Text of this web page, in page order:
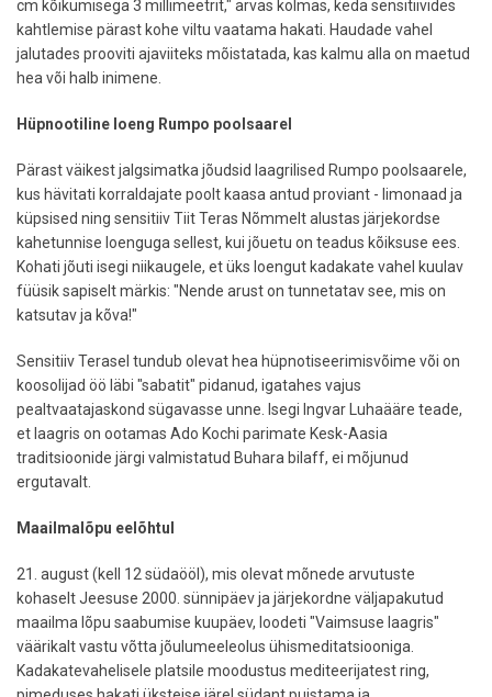
cm kõikumisega 3 millimeetrit," arvas kolmas, keda sensitiivides
kahtlemise pärast kohe viltu vaatama hakati. Haudade vahel
jalutades prooviti ajaviiteks mõistatada, kas kalmu alla on maetud
hea või halb inimene.
Hüpnootiline loeng Rumpo poolsaarel
Pärast väikest jalgsimatka jõudsid laagrilised Rumpo poolsaarele,
kus hävitati korraldajate poolt kaasa antud proviant - limonaad ja
küpsised ning sensitiiv Tiit Teras Nõmmelt alustas järjekordse
kahetunnise loenguga sellest, kui jõuetu on teadus kõiksuse ees.
Kohati jõuti isegi niikaugele, et üks loengut kadakate vahel kuulav
füüsik sapiselt märkis: "Nende arust on tunnetatav see, mis on
katsutav ja kõva!"
Sensitiiv Terasel tundub olevat hea hüpnotiseerimisvõime või on
koosolijad öö läbi "sabatit" pidanud, igatahes vajus
pealtvaatajaskond sügavasse unne. Isegi Ingvar Luhaääre teade,
et laagris on ootamas Ado Kochi parimate Kesk-Aasia
traditsioonide järgi valmistatud Buhara bilaff, ei mõjunud
ergutavalt.
Maailmalõpu eelõhtul
21. august (kell 12 südaööl), mis olevat mõnede arvutuste
kohaselt Jeesuse 2000. sünnipäev ja järjekordne väljapakutud
maailma lõpu saabumise kuupäev, loodeti "Vaimsuse laagris"
väärikalt vastu võtta jõulumeeleolus ühismeditatsiooniga.
Kadakatevahelisele platsile moodustus mediteerijatest ring,